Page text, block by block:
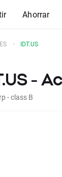
Ahorrar
IDT.US
-
- class B